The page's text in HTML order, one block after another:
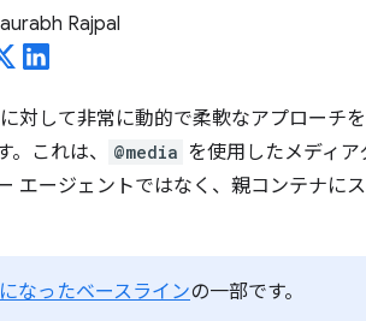
Rajpal
対して非常に動的で柔軟なアプローチ
これは、 @media を使用したメディ
エージェントではなく、親コンテナに
なったベースラインの一部です。